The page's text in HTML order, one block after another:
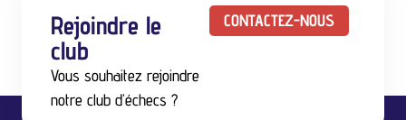
Rejoindre le
club
Vous souhaitez rejoindre
notre club d’échecs ?
CONTACTEZ-NOUS